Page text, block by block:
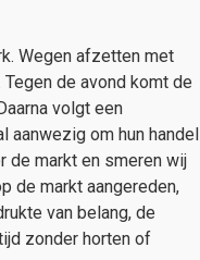
Wegen afzetten met
de avond komt de
volgt een
aanwezig om hun handel
de markt en smeren wij
de markt aangereden,
van belang, de
zonder horten of